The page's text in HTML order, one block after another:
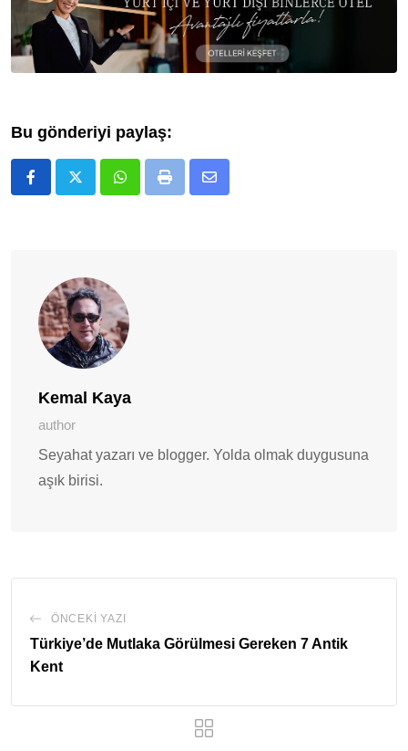
Bu gönderiyi paylaş:
Whatsapp
Print
E-
Kemal Kaya
author
Seyahat yazarı ve blogger. Yolda olmak duygusuna
aşık birisi.
ÖNCEKI YAZI
Türkiye’de Mutlaka Görülmesi Gereken 7 Antik
Kent